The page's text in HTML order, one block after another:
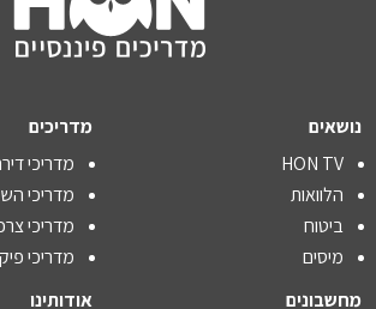
נושאים
HON TV
הלוואות
ביטוח
מיסים
מדריכים
מדריכי
מדריכי
מדריכי
מדריכי
מחשבונים
אודותינו